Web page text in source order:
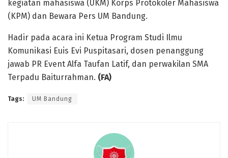
kegiatan mahasiswa (UKM) Korps Protokoler Mahasiswa
(KPM) dan Bewara Pers UM Bandung.
Hadir pada acara ini Ketua Program Studi Ilmu
Komunikasi Euis Evi Puspitasari, dosen penanggung
jawab PR Event Alfa Taufan Latif, dan perwakilan SMA
Terpadu Baiturrahman. (FA)
Tags: UM Bandung